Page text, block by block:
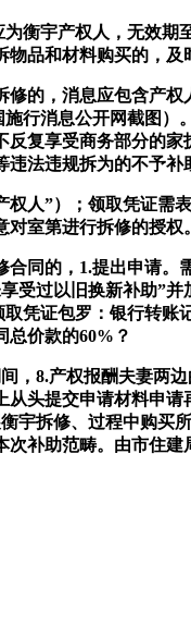
宇产权人，无效期
品和材料购买的，
，消息应包含产权
行消息公开网截图
复享受商务部分的
法违规拆为的不予补
”）；领取凭证需
室第进行拆修的授
的，1.提出申请。
受过以旧换新补助”
凭证包罗：银行转
总价款的60%？
8.产权报酬夫妻两
头提交申请材料申
宇拆修、过程中购买
补助范畴。由市住